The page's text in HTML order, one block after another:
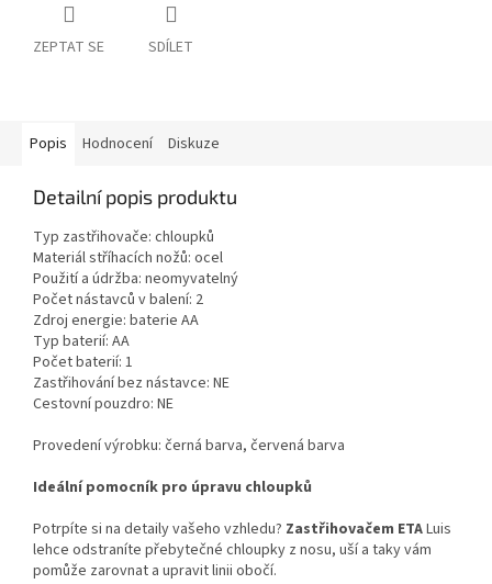
ZEPTAT SE SDÍLET
Popis Hodnocení Diskuze
Detailní popis produktu
Typ zastřihovače: chloupků
Materiál stříhacích nožů: ocel
Použití a údržba: neomyvatelný
Počet nástavců v balení: 2
Zdroj energie: baterie AA
Typ baterií: AA
Počet baterií: 1
Zastřihování bez nástavce: NE
Cestovní pouzdro: NE
Provedení výrobku: černá barva, červená barva
Ideální pomocník pro úpravu chloupků
Potrpíte si na detaily vašeho vzhledu? Zastřihovačem ETALuis
lehce odstraníte přebytečné chloupky z nosu, uší a taky vám
pomůže zarovnat a upravit linii obočí.